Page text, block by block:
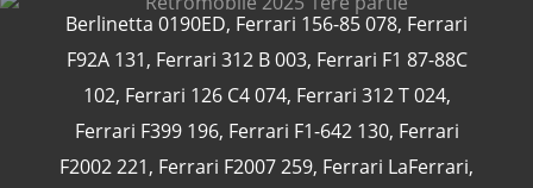
Berlinetta 0190ED, Ferrari 156-85 078, Ferrari
F92A 131, Ferrari 312 B 003, Ferrari F1 87-88C
102, Ferrari 126 C4 074, Ferrari 312 T 024,
Ferrari F399 196, Ferrari F1-642 130, Ferrari
F2002 221, Ferrari F2007 259, Ferrari LaFerrari,
CATÉGORIES